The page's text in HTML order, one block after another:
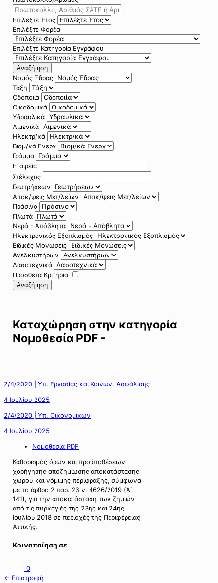
Επιλέξτε Έτος
Επιλέξτε Φορέα
Επιλέξτε Κατηγορία Εγγράφου
Αναζήτηση
Νομός Έδρας
Τάξη
Οδοποιία
Οικοδομικά
Υδραυλικά
Λιμενικά
Ηλεκτρ/κά
Βιομ/κά Ενεργ
Γράμμα
Εταιρεία
Στέλεχος
Γεωτρήσεων
Αποκ/ψεις Μετ/λείων
Πράσινο
Πλωτά
Νερά - Απόβλητα
Ηλεκτρονικός Εξοπλισμός
Ειδικές Μονώσεις
Ανελκυστήρων
Δασοτεχνικά
Πρόσθετα Κριτήρια
Αναζήτηση
Καταχώρηση στην κατηγορία
Νομοθεσία PDF -
2/4/2020 | Υπ. Εργασίας και Κοινων. Ασφάλισης
4 Ιουλίου 2025
2/4/2020 | Υπ. Οικονομικών
4 Ιουλίου 2025
Νομοθεσία PDF
Καθορισμός όρων και προϋποθέσεων
χορήγησης αποζημίωσης αποκατάστασης
χώρου και νόμιμης περίφραξης, σύμφωνα
με το άρθρο 2 παρ. 2β ν. 4626/2019 (Α΄
141), για την αποκατάσταση των ζημιών
από τις πυρκαγιές της 23ης και 24ης
Ιουλίου 2018 σε περιοχές της Περιφέρειας
Αττικής.
Κοινοποίηση σε
0
← Επιστροφή